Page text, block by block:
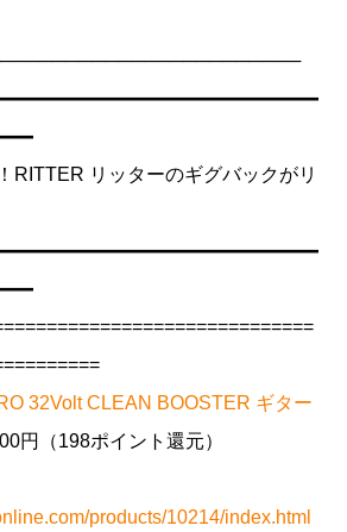
RITTER リッターのギグバックがリ
32Volt CLEAN BOOSTER ギター
円（198ポイント還元）
products/10214/index.html